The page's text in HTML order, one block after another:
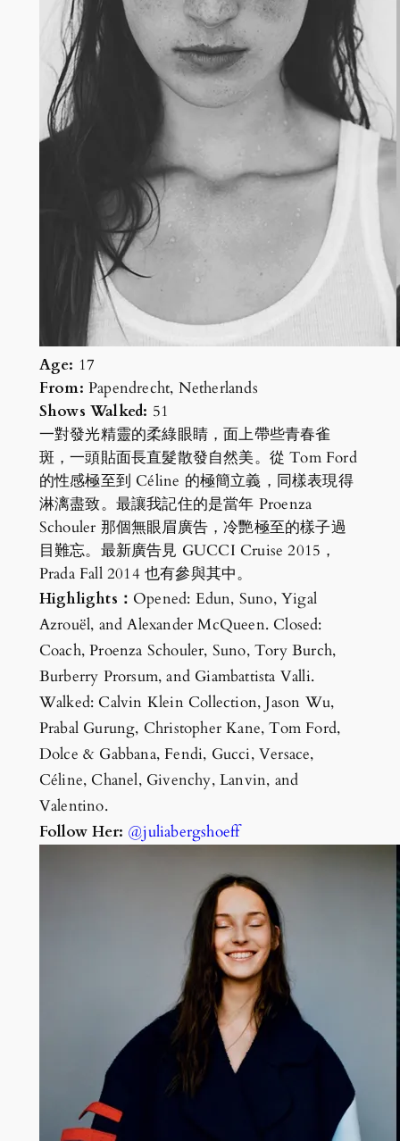
Age: 17
From: Papendrecht, Netherlands
Shows Walked: 51
一對發光精靈的柔綠眼睛，面上帶些青春雀
斑，一頭貼面長直髮散發自然美。從 Tom Ford
的性感極至到 Céline 的極簡立義，同樣表現得
淋漓盡致。最讓我記住的是當年 Proenza
Schouler 那個無眼眉廣告，冷艷極至的樣子過
目難忘。最新廣告見 GUCCI Cruise 2015，
Prada Fall 2014 也有參與其中。
Highlights： Opened: Edun, Suno, Yigal
Azrouël, and Alexander McQueen. Closed:
Coach, Proenza Schouler, Suno, Tory Burch,
Burberry Prorsum, and Giambattista Valli.
Walked: Calvin Klein Collection, Jason Wu,
Prabal Gurung, Christopher Kane, Tom Ford,
Dolce & Gabbana, Fendi, Gucci, Versace,
Céline, Chanel, Givenchy, Lanvin, and
Valentino.
Follow Her: @juliabergshoeff